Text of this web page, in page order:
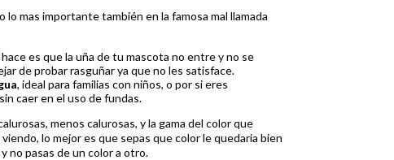
mas importante también en la famosa mal llamada
es que la uña de tu mascota no entre y no se
de probar rasguñar ya que no les satisface.
, ideal para familias con niños, o por si eres
caer en el uso de fundas.
menos calurosas, y la gama del color que
lo mejor es que sepas que color le quedaria bien
no pasas de un color a otro.